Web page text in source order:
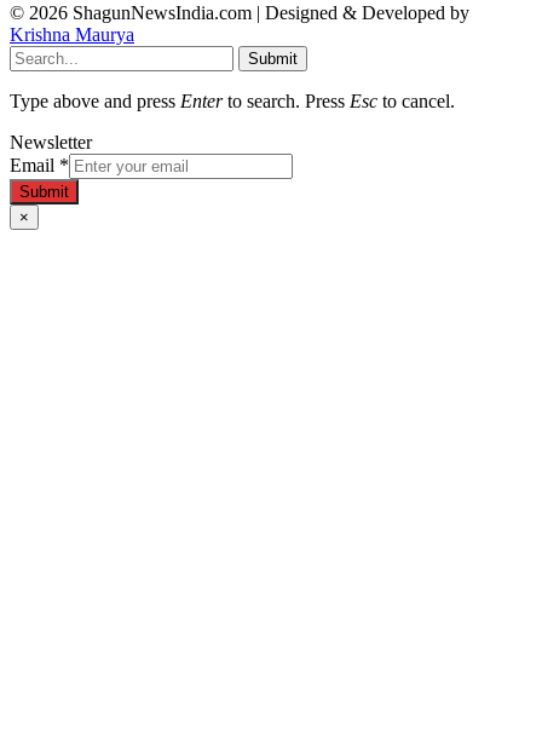
© 2026 ShagunNewsIndia.com | Designed & Developed by
Krishna Maurya
Submit
Type above and press Enterto search. Press Esc to cancel.
Newsletter
Email *
Submit
×